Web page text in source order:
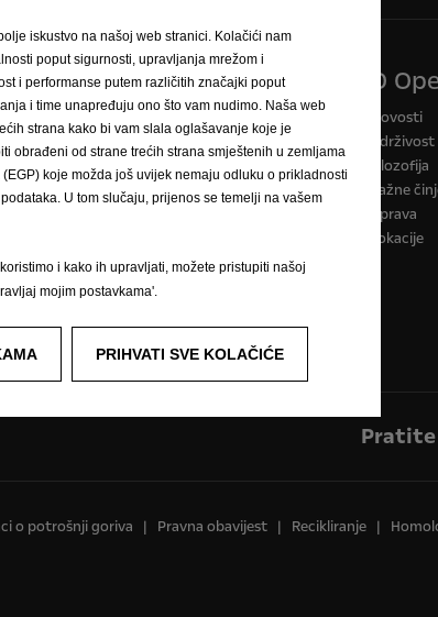
Doživite Opel
Podaci o potrošnji goriva i emisijama CO2
E-mobilnost
Opel Connect
Sustavi za informiranje i zabavu
Opel Classic
Opel lifestyle shop
O
Novosti
Održivost
Filozofija
Važne
Uprava
Lokacije
Pratite
o potrošnji goriva Pravna obavijest Recikliranje
iskustvo na našoj web stranici. Kolačići nam
poput sigurnosti, upravljanja mrežom i
i performanse putem različitih značajki poput
i time unapređuju ono što vam nudimo. Naša web
strana kako bi vam slala oglašavanje koje je
obrađeni od strane trećih strana smještenih u zemljama
koje možda još uvijek nemaju odluku o prikladnosti
U tom slučaju, prijenos se temelji na vašem
i kako ih upravljati, možete pristupiti našoj
mojim postavkama'.
PRIHVATI SVE KOLAČIĆE